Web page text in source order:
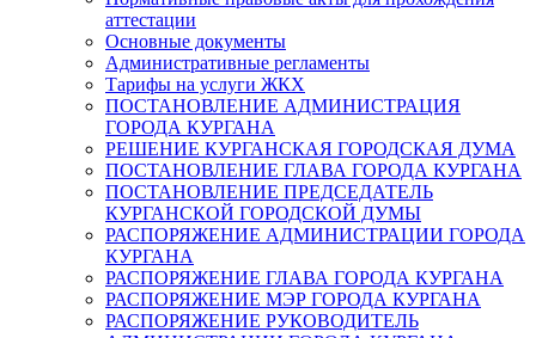
аттестации
Основные документы
Административные регламенты
Тарифы на услуги ЖКХ
ПОСТАНОВЛЕНИЕ АДМИНИСТРАЦИЯ
ГОРОДА КУРГАНА
РЕШЕНИЕ КУРГАНСКАЯ ГОРОДСКАЯ ДУМА
ПОСТАНОВЛЕНИЕ ГЛАВА ГОРОДА КУРГАНА
ПОСТАНОВЛЕНИЕ ПРЕДСЕДАТЕЛЬ
КУРГАНСКОЙ ГОРОДСКОЙ ДУМЫ
РАСПОРЯЖЕНИЕ АДМИНИСТРАЦИИ ГОРОДА
КУРГАНА
РАСПОРЯЖЕНИЕ ГЛАВА ГОРОДА КУРГАНА
РАСПОРЯЖЕНИЕ МЭР ГОРОДА КУРГАНА
РАСПОРЯЖЕНИЕ РУКОВОДИТЕЛЬ